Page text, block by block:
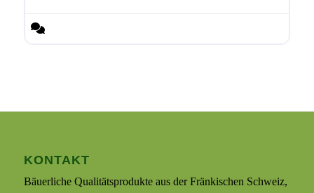
KONTAKT
Bäuerliche Qualitätsprodukte aus der Fränkischen Schweiz,